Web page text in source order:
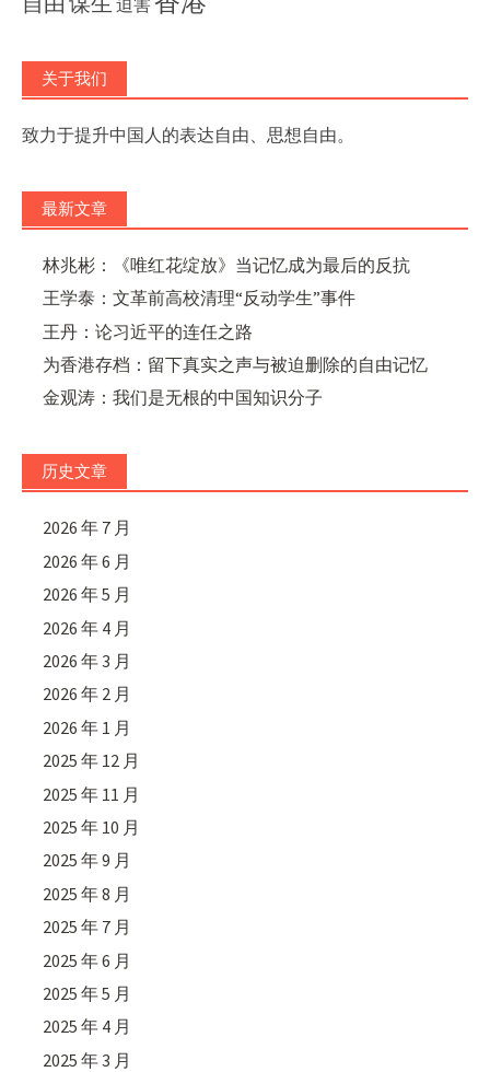
关于我们
致力于提升中国人的表达自由、思想自由。
最新文章
林兆彬：《唯红花绽放》当记忆成为最后的反抗
王学泰：文革前高校清理“反动学生”事件
王丹：论习近平的连任之路
为香港存档：留下真实之声与被迫删除的自由记忆
金观涛：我们是无根的中国知识分子
历史文章
2026 年 7 月
2026 年 6 月
2026 年 5 月
2026 年 4 月
2026 年 3 月
2026 年 2 月
2026 年 1 月
2025 年 12 月
2025 年 11 月
2025 年 10 月
2025 年 9 月
2025 年 8 月
2025 年 7 月
2025 年 6 月
2025 年 5 月
2025 年 4 月
2025 年 3 月